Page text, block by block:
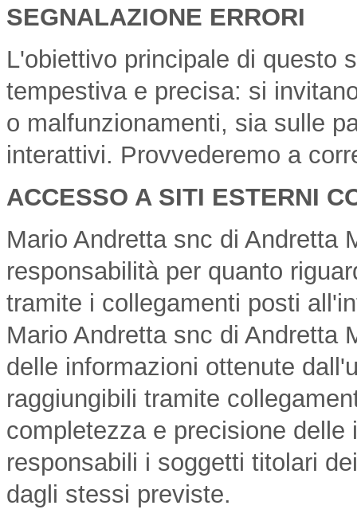
SEGNALAZIONE ERRORI
L'obiettivo principale di questo
tempestiva e precisa: si
o malfunzionamenti, sia sulle
interattivi. Provvederemo a
ACCESSO A SITI ESTERNI
Mario Andretta snc di Andretta
responsabilità per quanto
tramite i collegamenti posti
Mario Andretta snc di Andretta
delle informazioni ottenute
raggiungibili tramite
completezza e precisione
responsabili i soggetti titolari
dagli stessi previste.